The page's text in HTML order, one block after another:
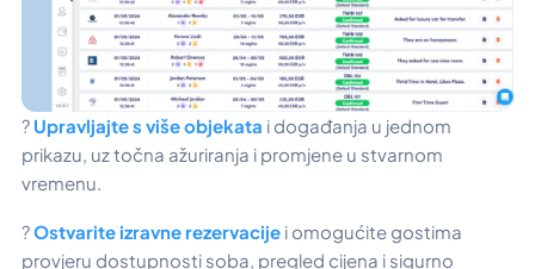
? Upravljajte s više objekata i događanja u jednom
prikazu, uz točna ažuriranja i promjene u stvarnom
vremenu.
?Ostvarite izravne rezervacije i omogućite gostima
provjeru dostupnosti soba, pregled cijena i sigurno